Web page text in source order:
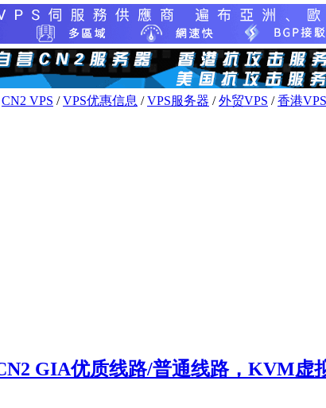
CN2 VPS /VPS优惠信息 /VPS服务器 /外贸VPS /香港VPS
GIA优质线路/普通线路，KVM虚